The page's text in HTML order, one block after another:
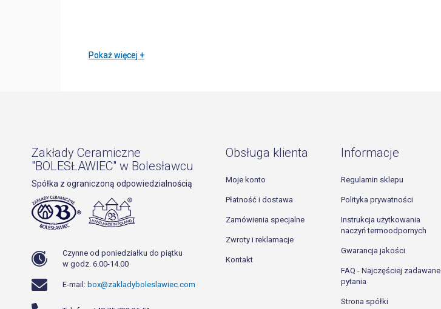
Pokaż więcej
Pokaż więcej
Zakłady Ceramiczne
"BOLESŁAWIEC" w Bolesławcu
Spółka z ograniczoną odpowiedzialnością
Czynne od poniedziałku do piątku
w godz. 6.00-14.00
E-mail: box@zakladyboleslawiec.com
Obsługa klienta
Moje konto
Płatność i dostawa
Zamówienia specjalne
Zwroty i reklamacje
Kontakt
Informacje
Regulamin sklepu
Polityka prywatności
Instrukcja użytkowania
naczyń termoodpornych
Gwarancja jakości
FAQ - Najczęściej zadawane
pytania
Strona spółki